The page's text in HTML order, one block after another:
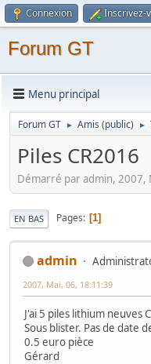
Connexion Inscrivez-
Forum GT
Menu principal
Forum GT ► Amis (public) ►
Piles CR2016
Démarré par admin, 2007,
EN BAS Pages 1
admin
2007, Mai, 06, 18:11:39
J'ai 5 piles lithium neuves
Sous blister. Pas de date
0.5 euro pièce
Gérard